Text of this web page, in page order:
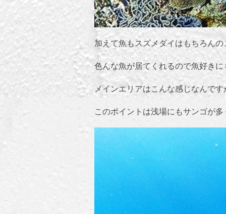
加えて魚もスズメダイはもちろんの
色んな魚が居てくれるので魚好き
メインエリアはこんな感じなんです
このポイントは浅場にもサンゴが